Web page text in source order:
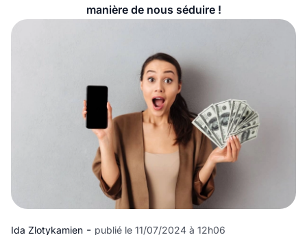
manière de nous séduire !
Ida Zlotykamien - publié le 11/07/2024 à 12h06